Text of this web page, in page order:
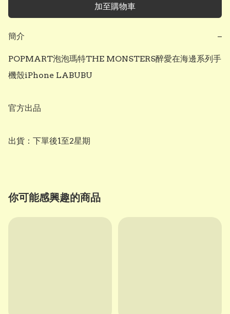
加至購物車
簡介 −
POPMART泡泡瑪特THE MONSTERS醉愛在海邊系列手
機殼iPhone LABUBU
官方出品
出貨：下單後1至2星期
你可能感興趣的商品